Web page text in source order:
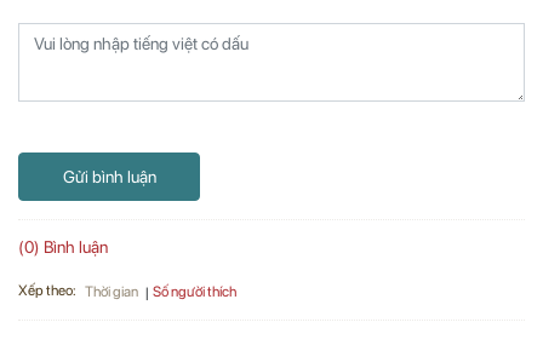
Gửi bình luận
(0) Bình luận
Xếp theo: Thời gian Số người thích